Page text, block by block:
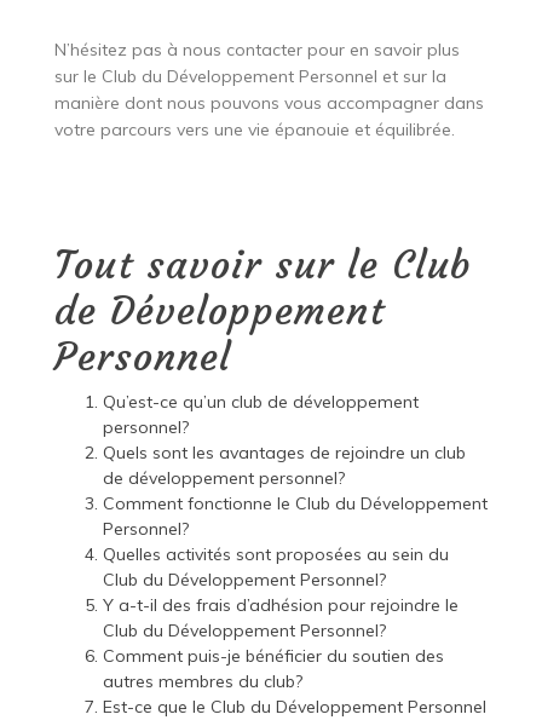
N’hésitez pas à nous contacter pour en savoir plus
sur le Club du Développement Personnel et sur la
manière dont nous pouvons vous accompagner dans
votre parcours vers une vie épanouie et équilibrée.
Tout savoir sur le Club
de Développement
Personnel
Qu’est-ce qu’un club de développement
personnel?
Quels sont les avantages de rejoindre un club
de développement personnel?
Comment fonctionne le Club du Développement
Personnel?
Quelles activités sont proposées au sein du
Club du Développement Personnel?
Y a-t-il des frais d’adhésion pour rejoindre le
Club du Développement Personnel?
Comment puis-je bénéficier du soutien des
autres membres du club?
Est-ce que le Club du Développement Personnel